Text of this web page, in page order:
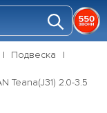
Подвеска
Teana(J31) 2.0-3.5